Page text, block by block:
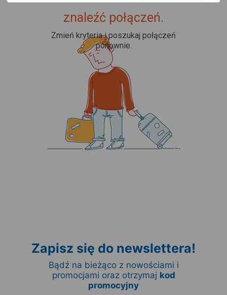
znaleźć połączeń.
Zmień kryteria i poszukaj połączeń
ponownie.
Zapisz się do newslettera!
Bądź na bieżąco z nowościami i
promocjami oraz otrzymaj kod
promocyjny